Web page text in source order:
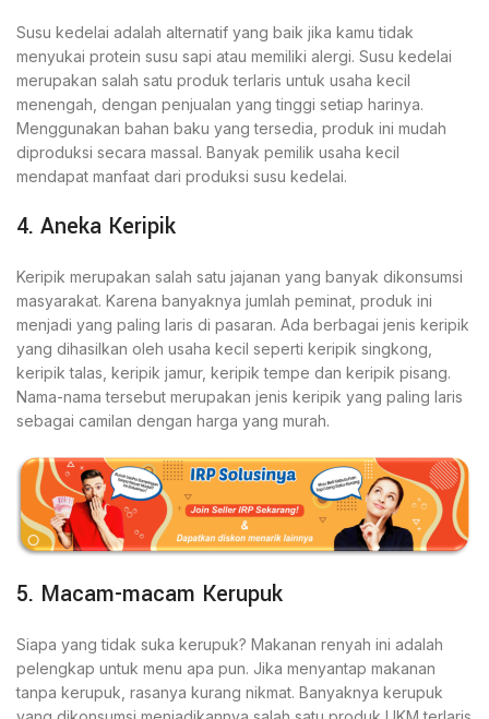
Susu kedelai adalah alternatif yang baik jika kamu tidak
menyukai protein susu sapi atau memiliki alergi. Susu kedelai
merupakan salah satu produk terlaris untuk usaha kecil
menengah, dengan penjualan yang tinggi setiap harinya.
Menggunakan bahan baku yang tersedia, produk ini mudah
diproduksi secara massal. Banyak pemilik usaha kecil
mendapat manfaat dari produksi susu kedelai.
4. Aneka Keripik
Keripik merupakan salah satu jajanan yang banyak dikonsumsi
masyarakat. Karena banyaknya jumlah peminat, produk ini
menjadi yang paling laris di pasaran. Ada berbagai jenis keripik
yang dihasilkan oleh usaha kecil seperti keripik singkong,
keripik talas, keripik jamur, keripik tempe dan keripik pisang.
Nama-nama tersebut merupakan jenis keripik yang paling laris
sebagai camilan dengan harga yang murah.
5. Macam-macam Kerupuk
Siapa yang tidak suka kerupuk? Makanan renyah ini adalah
pelengkap untuk menu apa pun. Jika menyantap makanan
tanpa kerupuk, rasanya kurang nikmat. Banyaknya kerupuk